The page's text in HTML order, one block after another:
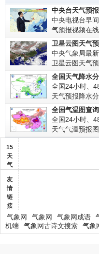
中央台天气预
中央电视台早
气预报视频在线
卫星云图天气
中央气象局最
卫星云图天气
全国天气降水
全国24小时、
天气预报降水分
全国气温图查询
全国24小时、
天气气温预报图
15
天
气
友
情
链
接
气象网 气象网 气象网成语
机端
气象网古诗文搜索 气象